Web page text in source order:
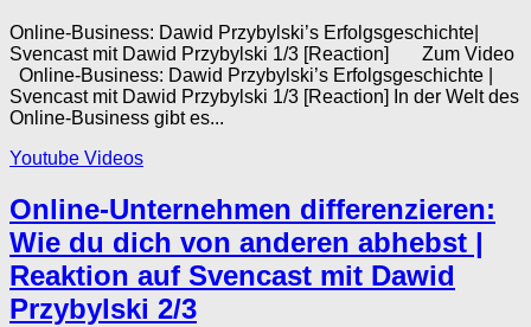
Online-Business: Dawid Przybylski’s Erfolgsgeschichte|
Svencast mit Dawid Przybylski 1/3 [Reaction] Zum Video
Online-Business: Dawid Przybylski’s Erfolgsgeschichte |
Svencast mit Dawid Przybylski 1/3 [Reaction] In der Welt des
Online-Business gibt es...
Youtube Videos
Online-Unternehmen differenzieren:
Wie du dich von anderen abhebst |
Reaktion auf Svencast mit Dawid
Przybylski 2/3